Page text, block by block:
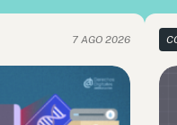
7 AGO 2026